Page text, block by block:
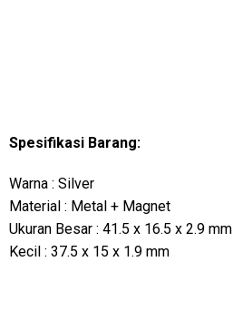
Spesifikasi Barang:
Warna : Silver
Material : Metal + Magnet
Ukuran Besar : 41.5 x 16.5 x 2.9 mm
Kecil : 37.5 x 15 x 1.9 mm